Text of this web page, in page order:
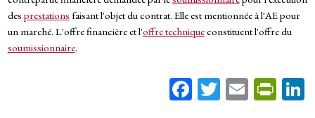
des prestations faisant l'objet du contrat. Elle est mentionnée à l'AE pour
un marché. L'offre financière et l'offre techniqueconstituent l'offre du
soumissionnaire.
Fa T E Pr